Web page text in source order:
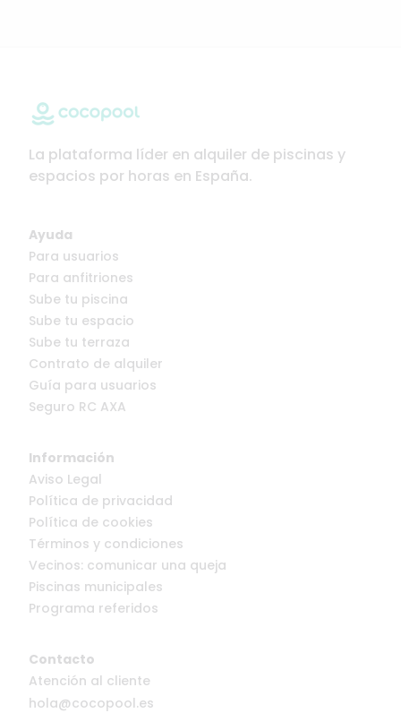
La plataforma líder en alquiler de piscinas y
espacios por horas en España.
Ayuda
Para usuarios
Para anfitriones
Sube tu piscina
Sube tu espacio
Sube tu terraza
Contrato de alquiler
Guía para usuarios
Seguro RC AXA
Información
Aviso Legal
Política de privacidad
Política de cookies
Términos y condiciones
Vecinos: comunicar una queja
Piscinas municipales
Programa referidos
Contacto
Atención al cliente
hola@cocopool.es